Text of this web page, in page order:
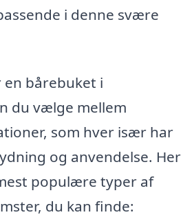
i denne svære
bårebuket i
du vælge mellem
som hver især har
og anvendelse. Her
populære typer af
du kan finde: